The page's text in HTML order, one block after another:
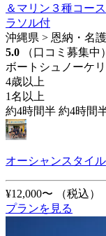
＆マリン３種コー
ラソル付
沖縄県 > 恩納・名
5.0
（口コミ募集中）
ボートシュノーケ
4歳以上
1名以上
約4時間半 約4時間
オーシャンスタイル
¥12,000〜
（税込）
プランを見る